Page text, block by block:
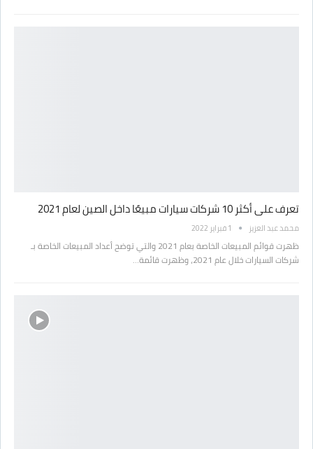
تعرف على أكثر 10 شركات سيارات مبيعًا داخل الصين لعام 2021
محمد عبد العزيز 1 فبراير 2022
ظهرت قوائم المبيعات الخاصة بعام 2021 والتي توضح أعداد المبيعات الخاصة بـ
شركات السيارات خلال عام 2021، وظهرت قائمة…